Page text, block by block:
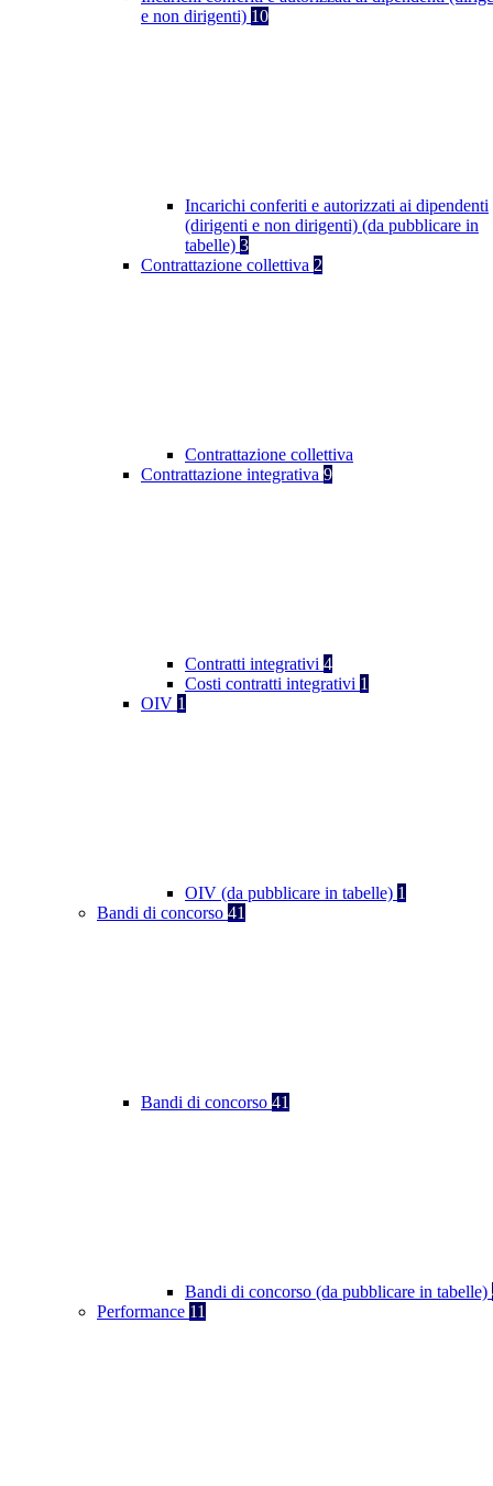
e non dirigenti) 10
Incarichi conferiti e autorizzati ai dipendenti
(dirigenti e non dirigenti) (da pubblicare in
tabelle) 3
Contrattazione collettiva 2
Contrattazione collettiva
Contrattazione integrativa 9
Contratti integrativi 4
Costi contratti integrativi 1
OIV 1
OIV (da pubblicare in tabelle) 1
Bandi di concorso 41
Bandi di concorso 41
Bandi di concorso (da pubblicare in tabelle)
Performance 11